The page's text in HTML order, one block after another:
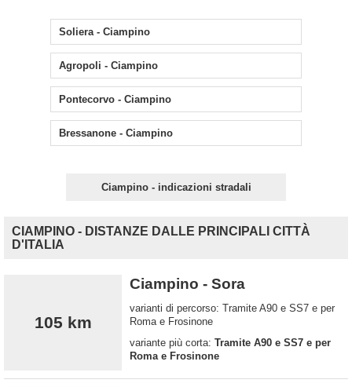
Soliera - Ciampino
Agropoli - Ciampino
Pontecorvo - Ciampino
Bressanone - Ciampino
Ciampino - indicazioni stradali
CIAMPINO - DISTANZE DALLE PRINCIPALI CITTÀ
D'ITALIA
105 km
Ciampino - Sora
varianti di percorso: Tramite A90 e SS7 e per
Roma e Frosinone
variante più corta: Tramite A90 e SS7 e per
Roma e Frosinone